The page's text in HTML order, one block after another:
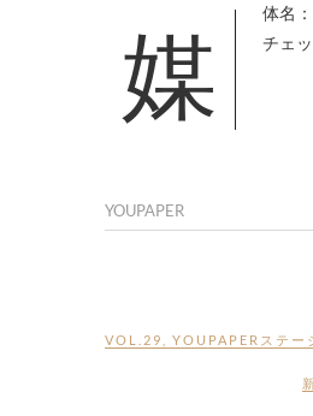
媒体名：YOUPAPERステージ（vol.30） 登場者：新納慎也 掲載数：計2ページ →オフィシャルショップで在庫を チェ
YOUPAPER
VOL.29 YOUPAPERステー